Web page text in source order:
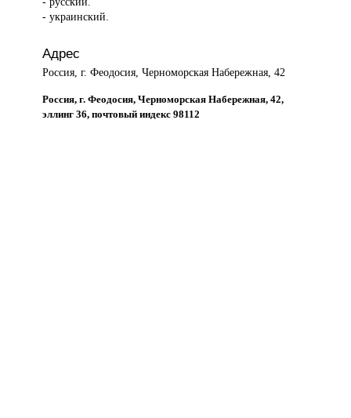
- украинский.
Адрес
Россия, г. Феодосия, Черноморская Набережная, 42
Россия, г. Феодосия, Черноморская Набережная, 42,
эллинг 36, почтовый индекс 98112